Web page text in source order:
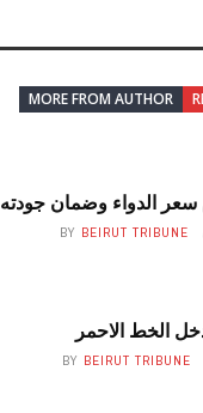
MORE FROM AUTHOR
الدواء وضمان جودته
BY BEIRUT TRIBUNE
الخط الاحمر
BY BEIRUT TRIBUNE